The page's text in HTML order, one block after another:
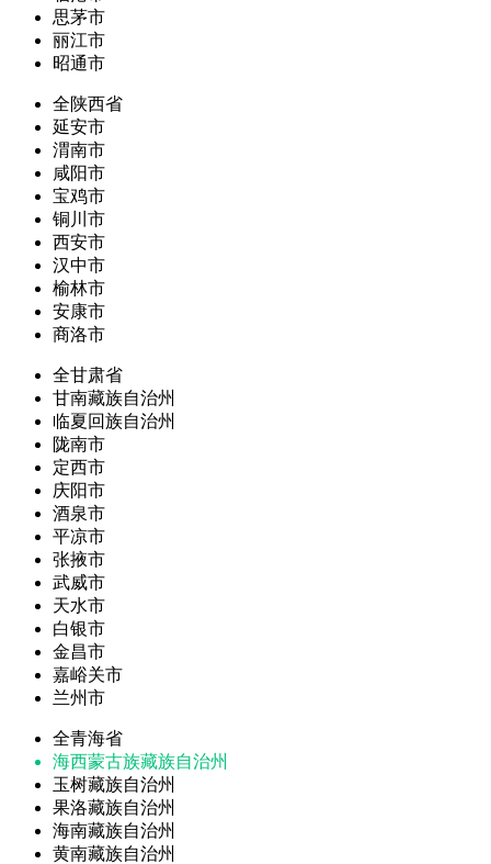
思茅市
丽江市
昭通市
全陕西省
延安市
渭南市
咸阳市
宝鸡市
铜川市
西安市
汉中市
榆林市
安康市
商洛市
全甘肃省
甘南藏族自治州
临夏回族自治州
陇南市
定西市
庆阳市
酒泉市
平凉市
张掖市
武威市
天水市
白银市
金昌市
嘉峪关市
兰州市
全青海省
海西蒙古族藏族自治州
玉树藏族自治州
果洛藏族自治州
海南藏族自治州
黄南藏族自治州